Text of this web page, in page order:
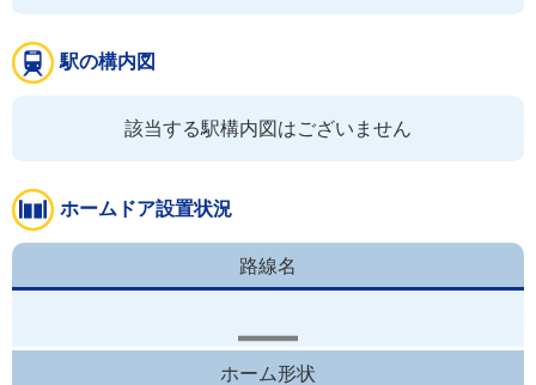
駅の構内図
該当する駅構内図はございません
ホームドア設置状況
路線名
ホーム形状